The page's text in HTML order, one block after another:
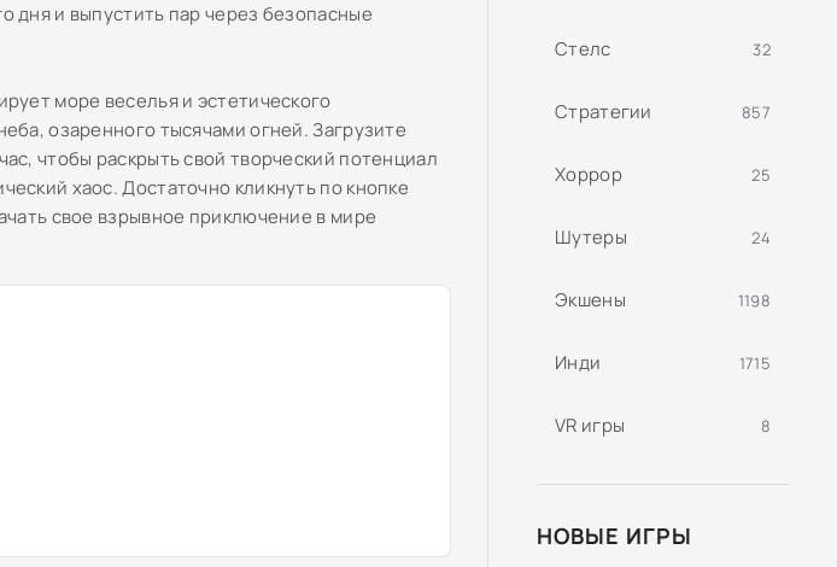
дня и выпустить пар через безопасные
море веселья и эстетического
озаренного тысячами огней. Загрузите
чтобы раскрыть свой творческий потенциал
хаос. Достаточно кликнуть по кнопке
свое взрывное приключение в мире
Стелс 32
Стратегии 857
Хоррор 25
Шутеры 24
Экшены 1198
Инди 1715
VR игры 8
НОВЫЕ ИГРЫ